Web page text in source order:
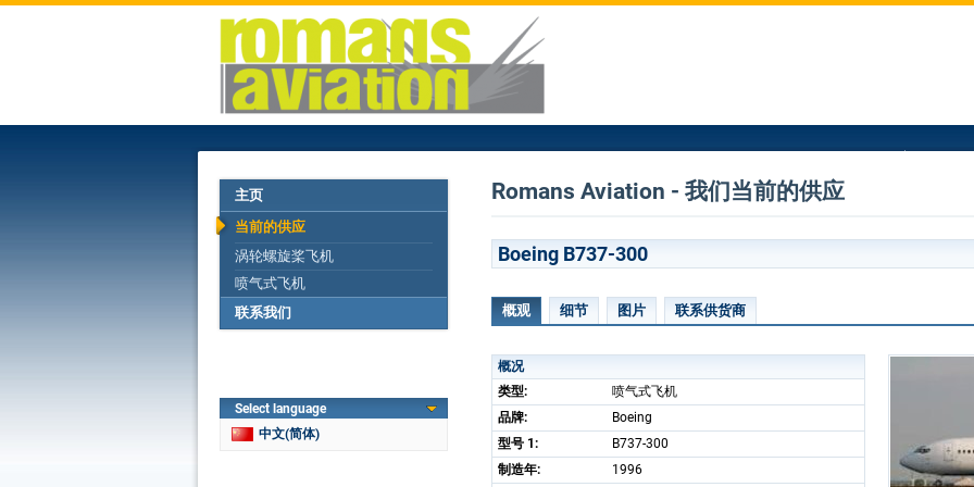
主页
当前的供应
涡轮螺旋桨飞机
喷气式飞机
联系我们
Select language
中文(简体)
Romans Aviation - 我们当前的供应
Boeing B737-300
概观 细节 图片 联系供货商
概况
类型:
喷气式飞机
品牌:
Boeing
型号 1:
B737-300
制造年:
1996